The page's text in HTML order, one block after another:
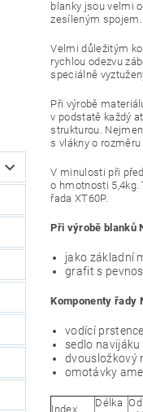
blanky jsou velmi
zesíleným
Velmi důležitým
rychlou odezvu
speciálně
Při výrobě
v podstatě každý
strukturou.
s vlákny o
V minulosti při
o hmotnosti
řada XT60P.
Při výrobě blanků
jako základní
grafit s
Komponenty řady
vodící
sedlo navijáku
dvousložkový
omotávky
Index
Délka